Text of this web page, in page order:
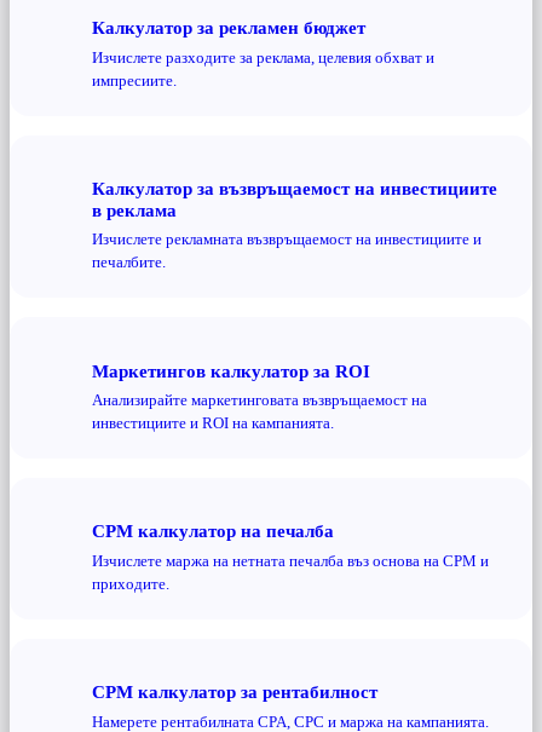
Калкулатор за рекламен бюджет
Изчислете разходите за реклама, целевия обхват и
импресиите.
Калкулатор за възвръщаемост на инвестициите
в реклама
Изчислете рекламната възвръщаемост на инвестициите и
печалбите.
Маркетингов калкулатор за ROI
Анализирайте маркетинговата възвръщаемост на
инвестициите и ROI на кампанията.
CPM калкулатор на печалба
Изчислете маржа на нетната печалба въз основа на CPM и
приходите.
CPM калкулатор за рентабилност
Намерете рентабилната CPA, CPC и маржа на кампанията.